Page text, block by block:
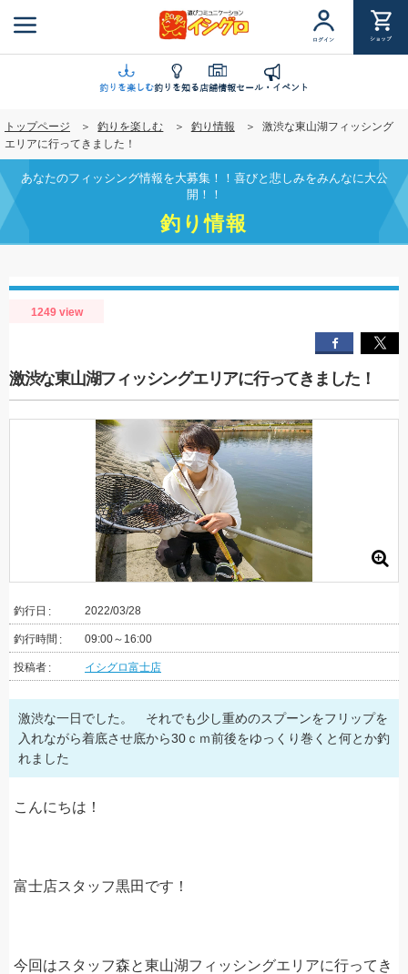
ン
ツ
移
動
ログイン ショップ
釣りを楽しむ釣りを知る店舗情報セール・イベント
トップページ 釣りを楽しむ 釣り情報
激渋な東山湖フィッシング
エリアに行ってきました！
あなたのフィッシング情報を大募集！！喜びと悲しみをみんなに大公
開！！
釣り情報
1249 view
激渋な東山湖フィッシングエリアに行ってきました！
釣行日 2022/03/28
釣行時間 09:00～16:00
投稿者 イシグロ富士店
激渋な一日でした。 それでも少し重めのスプーンをフリップを
入れながら着底させ底から30ｃｍ前後をゆっくり巻くと何とか釣
れました
こんにちは！
富士店スタッフ黒田です！
今回はスタッフ森と東山湖フィッシングエリアに行ってき